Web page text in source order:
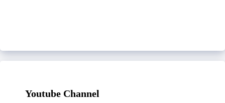
Youtube Channel